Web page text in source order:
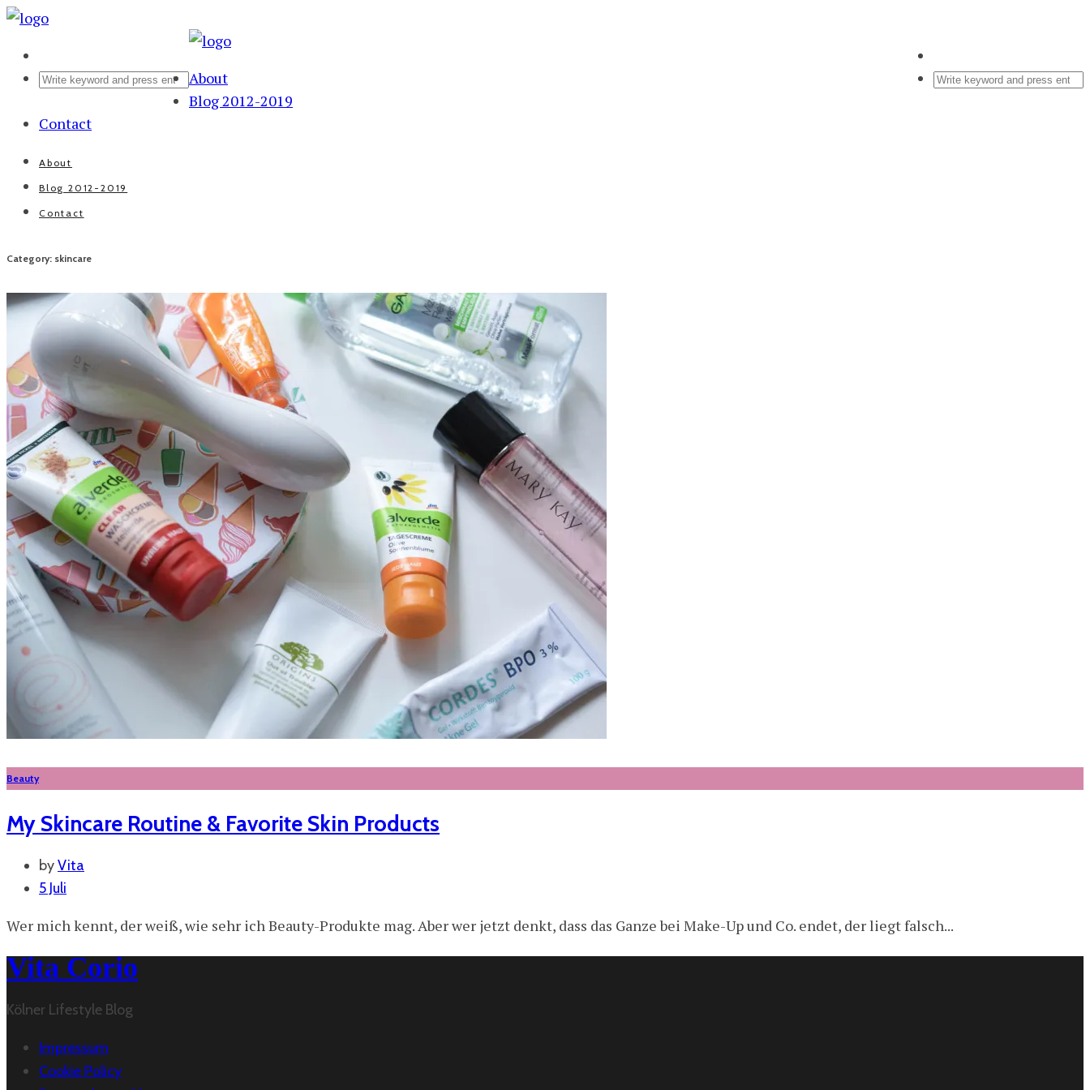
About
Blog 2012-2019
Contact
About
Blog 2012-2019
Contact
Category: skincare
Beauty
My Skincare Routine & Favorite Skin Products
byVita
5 Juli
Wer mich kennt, der weiß, wie sehr ich Beauty-Produkte mag. Aber wer jetzt denkt, dass das Ganze bei Make-Up und Co. endet, der liegt falsch...
Vita Corio
Kölner Lifestyle Blog
Impressum
Cookie Policy